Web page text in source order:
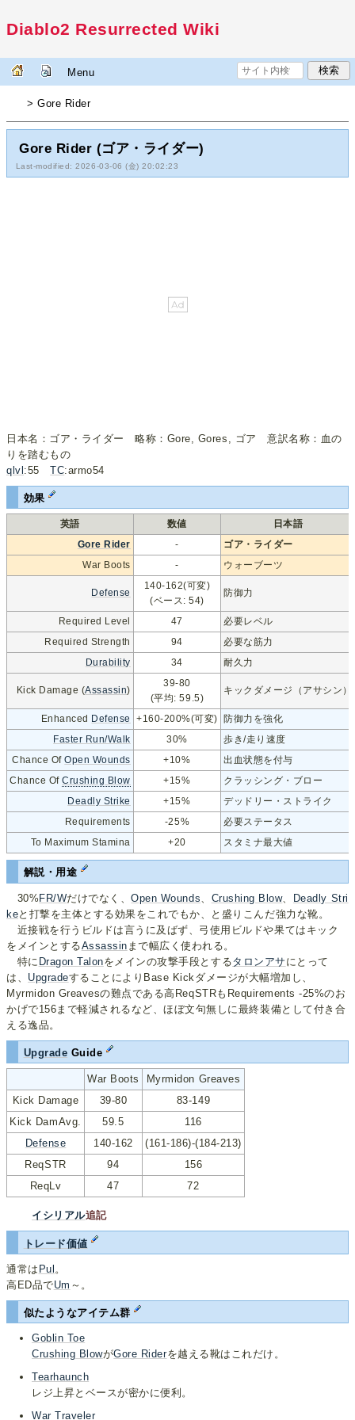
Diablo2 Resurrected Wiki
Menu
> Gore Rider
Gore Rider (ゴア・ライダー)
Last-modified: 2026-03-06 (金) 20:02:23
日本名：ゴア・ライダー 略称：Gore, Gores, ゴア 意訳名称：血の
りを踏むもの
qlvl:55TC:armo54
効果
英語 数値
日本語
Gore Rider
-
ゴア・ライダー
War Boots
- ウォーブーツ
Defense
140-162(可変)
(ベース: 54)
防御力
Required Level 47
必要レベル
Required Strength
94
必要な筋力
Durability
34 耐久力
Kick Damage (Assassin)
39-80
(平均: 59.5)
キックダメージ（アサシン）
Enhanced Defense +160-200%(可変)
防御力を強化
Faster Run/Walk
30%
歩き/走り速度
Chance OfOpen Wounds +10%
出血状態を付与
Chance OfCrushing Blow +15%
クラッシング・ブロー
Deadly Strike
+15%
デッドリー・ストライク
Requirements
-25%
必要ステータス
To Maximum Stamina
+20 スタミナ最大値
解説・用途
30%FR/Wだけでなく、Open Wounds Crushing Blow、 Deadly Stri
keと打撃を主体とする効果をこれでもか、と盛りこんだ強力な靴。
近接戦を行うビルドは言うに及ばず、弓使用ビルドや果てはキック
をメインとするAssassin まで幅広く使われる。
特に Dragon Talonをメインの攻撃手段とするタロンアサにとって
は、 UpgradeすることによりBase Kickダメージが大幅増加し、
Myrmidon Greavesの難点である高ReqSTRもRequirements -25%のお
かげで156まで軽減されるなど、ほぼ文句無しに最終装備として付き合
える逸品。
Upgrade Guide
War Boots
Myrmidon Greaves
Kick Damage
39-80
83-149
Kick DamAvg.
59.5
116
Defense
140-162
(161-186)-(184-213)
ReqSTR
94
156
ReqLv
47 72
イシリアル追記
トレード価値
通常は Pul 。
高ED品でUm ～。
似たようなアイテム群
Goblin Toe
Crushing BlowがGore Riderを越える靴はこれだけ。
Tearhaunch
レジ上昇とベースが密かに便利。
War Traveler